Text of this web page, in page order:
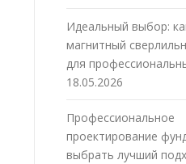
Идеальный выбор:
магнитный
для
18.05.2026
Профессиональное
проектирование
выбрать лучший